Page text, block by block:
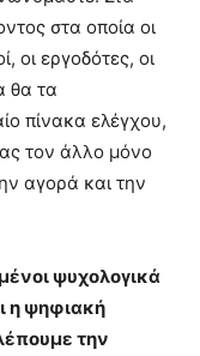
στα οποία οι
οι εργοδότες, οι
θα τα
πίνακα ελέγχου,
τον άλλο μόνο
αγορά και την
ψυχολογικά
η ψηφιακή
την